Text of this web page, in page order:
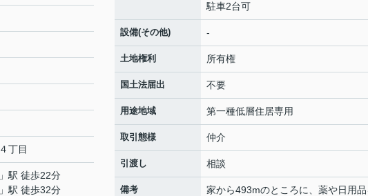
４丁目
」駅 徒歩22分
」駅 徒歩32分
駐車2台可
設備(その他) -
土地権利 所有権
国土法届出 不要
用途地域 第一種低層住居専用
取引態様 仲介
引渡し 相談
備考
家から493mのところに、薬や日用品